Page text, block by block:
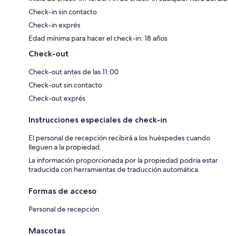
Check-in sin contacto
Check-in exprés
Edad mínima para hacer el check-in: 18 años
Check-out
Check-out antes de las 11:00
Check-out sin contacto
Check-out exprés
Instrucciones especiales de check-in
El personal de recepción recibirá a los huéspedes cuando
lleguen a la propiedad.
La información proporcionada por la propiedad podría estar
traducida con herramientas de traducción automática.
Formas de acceso
Personal de recepción
Mascotas